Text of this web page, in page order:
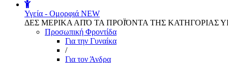
Υγεία - Ομορφιά NEW
ΔΕΣ ΜΕΡΙΚΑ ΑΠΌ ΤΑ ΠΡΟΪΌΝΤΑ ΤΗΣ ΚΑΤΗΓΟΡΙΑΣ
Προσωπική Φροντίδα
Για την Γυναίκα
/
Για τον Άνδρα